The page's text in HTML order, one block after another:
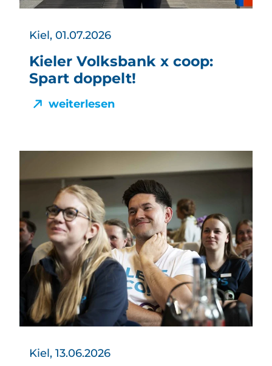
Kiel, 01.07.2026
Kieler Volksbank x coop:
Spart doppelt!
weiterlesen
Kiel, 13.06.2026